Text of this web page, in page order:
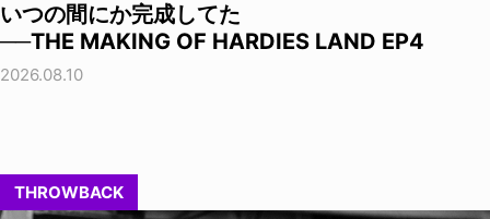
いつの間にか完成してた
──THE MAKING OF HARDIES LAND EP4
2026.08.10
THROWBACK